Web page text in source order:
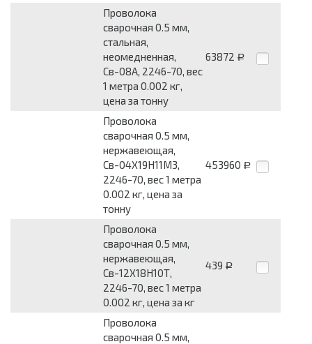
Проволока
сварочная 0.5 мм,
стальная,
неомедненная,
Св-08А, 2246-70, вес
1 метра 0.002 кг,
цена за тонну
63872 Р
Проволока
сварочная 0.5 мм,
нержавеющая,
Св-04Х19Н11М3,
2246-70, вес 1 метра
0.002 кг, цена за
тонну
453960 Р
Проволока
сварочная 0.5 мм,
нержавеющая,
Св-12Х18Н10Т,
2246-70, вес 1 метра
0.002 кг, цена за кг
439 Р
Проволока
сварочная 0.5 мм,